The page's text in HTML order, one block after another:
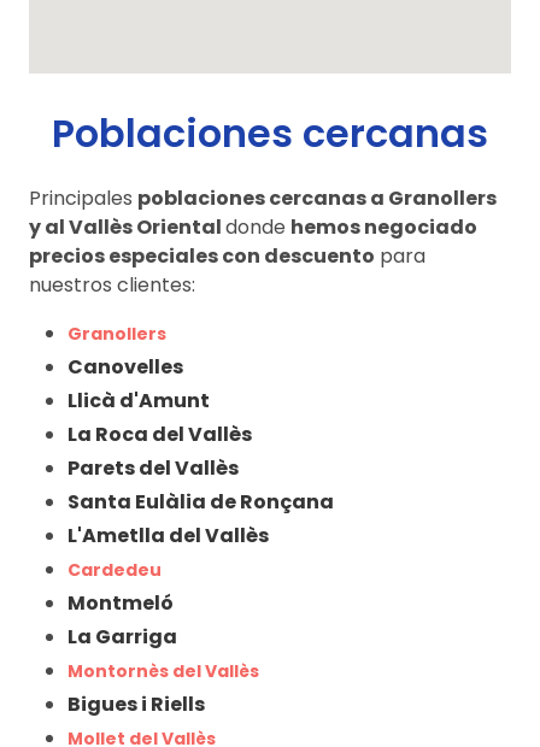
Poblaciones cercanas
Principales poblaciones cercanas a Granollers
y al Vallès Orientaldonde hemos negociado
precios especiales con descuento para
nuestros clientes:
Granollers
Canovelles
Llicà d'Amunt
La Roca del Vallès
Parets del Vallès
Santa Eulàlia de Ronçana
L'Ametlla del Vallès
Cardedeu
Montmeló
La Garriga
Montornès del Vallès
Bigues i Riells
Mollet del Vallès